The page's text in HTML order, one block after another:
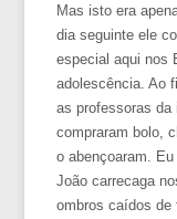
Mas isto era
dia seguinte ele
especial aqui nos
adolescência. Ao
as professoras da
compraram bolo,
o abençoaram.
João carrecaga
ombros caídos de